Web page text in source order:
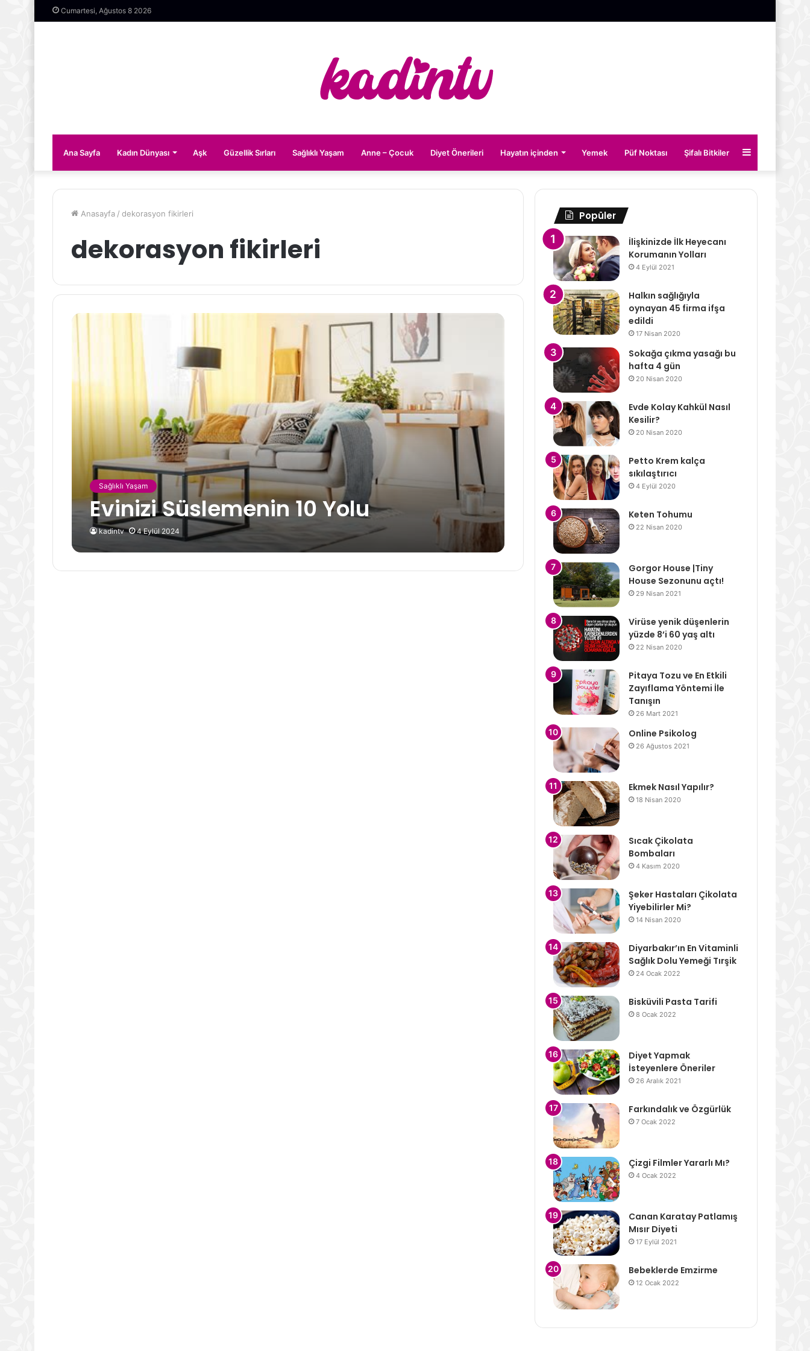
Cumartesi, Ağustos 8 2026
Ana Sayfa Kadın Dünyası Aşk Güzellik Sırları Sağlıklı Yaşam Anne – Çocuk Diyet Önerileri Hayatın içinden Yemek Püf Noktası Şifalı Bitkiler Kenar
Bölmesi
Anasayfa / dekorasyon fikirleri
dekorasyon fikirleri
Sağlıklı Yaşam
Evinizi Süslemenin 10 Yolu
kadintv 4 Eylül 2024
Popüler
İlişkinizde İlk Heyecanı
Korumanın Yolları
4 Eylül 2021
Halkın sağlığıyla
oynayan 45 firma ifşa
edildi
17 Nisan 2020
Sokağa çıkma yasağı bu
hafta 4 gün
20 Nisan 2020
Evde Kolay Kahkül Nasıl
Kesilir?
20 Nisan 2020
Petto Krem kalça
sıkılaştırıcı
4 Eylül 2020
Keten Tohumu
22 Nisan 2020
Gorgor House |Tiny
House Sezonunu açtı!
29 Nisan 2021
Virüse yenik düşenlerin
yüzde 8’i 60 yaş altı
22 Nisan 2020
Pitaya Tozu ve En Etkili
Zayıflama Yöntemi İle
Tanışın
26 Mart 2021
Online Psikolog
26 Ağustos 2021
Ekmek Nasıl Yapılır?
18 Nisan 2020
Sıcak Çikolata
Bombaları
4 Kasım 2020
Şeker Hastaları Çikolata
Yiyebilirler Mi?
14 Nisan 2020
Diyarbakır’ın En Vitaminli
Sağlık Dolu Yemeği Tırşik
24 Ocak 2022
Bisküvili Pasta Tarifi
8 Ocak 2022
Diyet Yapmak
İsteyenlere Öneriler
26 Aralık 2021
Farkındalık ve Özgürlük
7 Ocak 2022
Çizgi Filmler Yararlı Mı?
4 Ocak 2022
Canan Karatay Patlamış
Mısır Diyeti
17 Eylül 2021
Bebeklerde Emzirme
12 Ocak 2022